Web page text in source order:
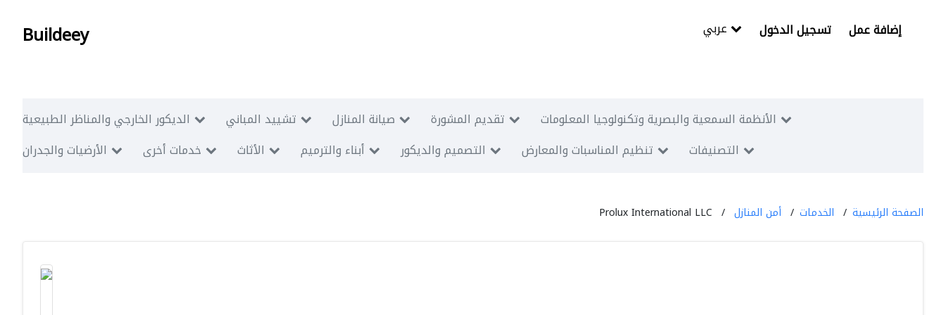
Buildeey تسجيل الدخول إضافة عمل
الديكور الخارجي والمناظر الطبيعية تشييد المباني صيانة المنازل تقديم المشورة
الأنظمة السمعية والبصرية وتكنولوجيا المعلومات
الأرضيات والجدران
خدمات أخرى الأثاث أبناء والترميم التصميم والديكور تنظيم المناسبات والمعارض التصنيفات
الصفحة الرئيسية الخدمات أمن المنازل Prolux International LLC